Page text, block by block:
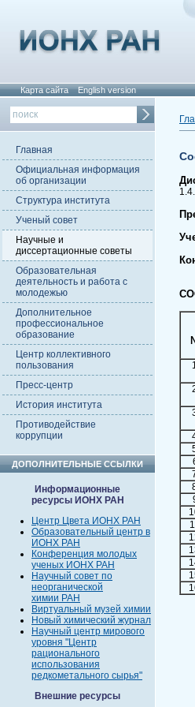
Карта сайта English version
Главная
Официальная информация
об организации
Структура института
Ученый совет
Научные и
диссертационные советы
Образовательная
деятельность и работа с
молодежью
Дополнительное
профессиональное
образование
Центр коллективного
пользования
Пресс-центр
История института
Противодействие
коррупции
ДОПОЛНИТЕЛЬНЫЕ ССЫЛКИ
Информационные
ресурсы ИОНХ РАН
Центр Цвета ИОНХ РАН
Образовательный центр в
ИОНХ РАН
Конференция молодых
ученых ИОНХ РАН
Научный совет по
неорганической
химии РАН
Виртуальный музей химии
Новый химический журнал
Научный центр мирового
уровня "Центр
рационального
использования
редкометального сырья"
Внешние ресурсы